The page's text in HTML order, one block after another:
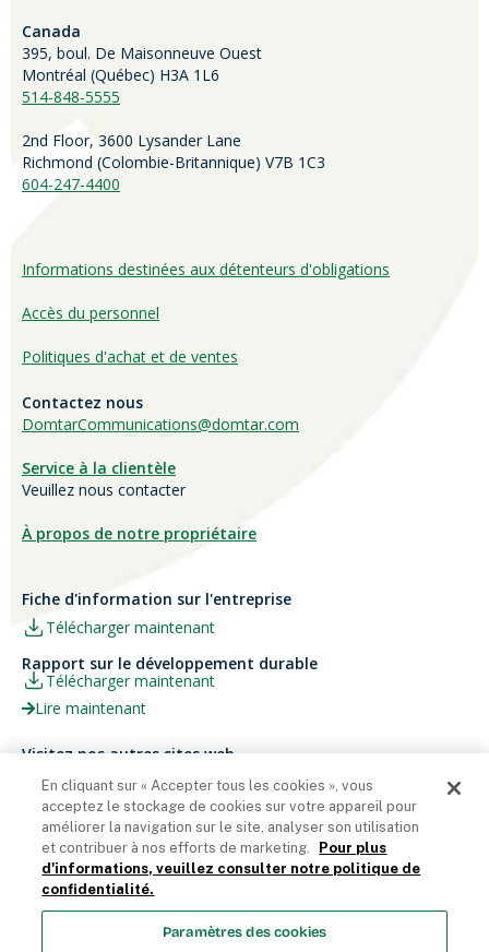
Canada
395, boul. De Maisonneuve Ouest
Montréal (Québec) H3A 1L6
514-848-5555
2nd Floor, 3600 Lysander Lane
Richmond (Colombie-Britannique) V7B 1C3
604-247-4400
Informations destinées aux détenteurs d'obligations
Accès du personnel
Politiques d'achat et de ventes
Contactez nous
DomtarCommunications@domtar.com
Service à la clientèle
Veuillez nous contacter
À propos de notre propriétaire
Fiche d'information sur l'entreprise
Télécharger maintenant
Rapport sur le développement durable
Télécharger maintenant
Lire maintenant
Visitez nos autres sites web
Carrières
Ariva
Papier Xerox® Canada
Xerox® Paper USA
Domtar Corporation 2025. Tous droits réservés.
En cliquant sur « Accepter tous les cookies », vous
acceptez le stockage de cookies sur votre appareil pour
améliorer la navigation sur le site, analyser son utilisation
et contribuer à nos efforts de marketing.
Pour plus
d'informations, veuillez consulter notre politique de
confidentialité.
Paramètres des cookies